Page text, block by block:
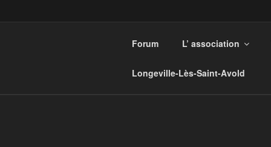
Forum L’ association
Longeville-Lès-Saint-Avold